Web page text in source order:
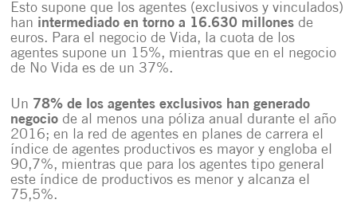
Esto supone que los agentes (exclusivos y vinculados)
han intermediado en torno a 16.630 millones de
euros. Para el negocio de Vida, la cuota de los
agentes supone un 15%, mientras que en el negocio
de No Vida es de un 37%.
Un 78% de los agentes exclusivos han generado
negocio de al menos una póliza anual durante el año
2016; en la red de agentes en planes de carrera el
índice de agentes productivos es mayor y engloba el
90,7%, mientras que para los agentes tipo general
este índice de productivos es menor y alcanza el
75,5%.